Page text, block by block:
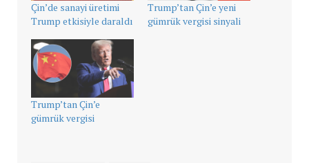
Çin’de sanayi üretimi
Trump etkisiyle daraldı
Trump’tan Çin’e yeni
gümrük vergisi sinyali
Trump’tan Çin’e
gümrük vergisi